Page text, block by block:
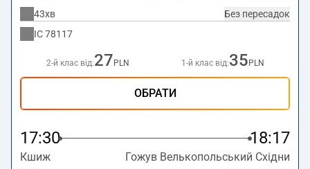
Без пересадок
43хв
IC78117
2-й клас від:27 PLN 1-й клас від:35 PLN
ОБРАТИ
17:30 18:17
Кшиж Гожув Велькопольський Східни